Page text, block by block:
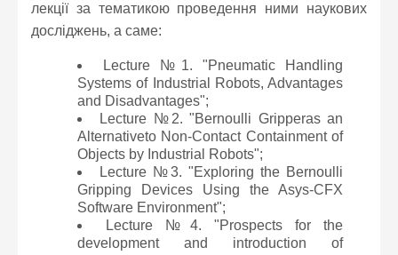
лекції за тематикою проведення ними наукових
досліджень, а саме:
Lecture №1. "Pneumatic Handling
Systems of Industrial Robots, Advantages
and Disadvantages";
Lecture №2. "Bernoulli Gripperas an
Alternativeto Non-Contact Containment of
Objects by Industrial Robots";
Lecture №3. "Exploring the Bernoulli
Gripping Devices Using the Asys-CFX
Software Environment";
Lecture №4. "Prospects for the
development and introduction of